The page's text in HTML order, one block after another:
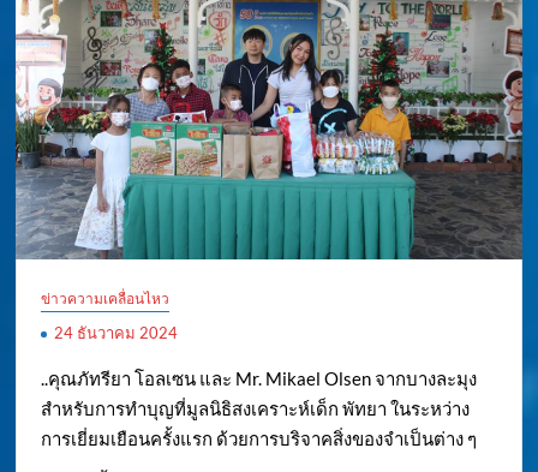
ข่าวความเคลื่อนไหว
24 ธันวาคม 2024
..คุณภัทรียา โอลเซน และ Mr. Mikael Olsen จากบางละมุง
สำหรับการทำบุญที่มูลนิธิสงเคราะห์เด็ก พัทยา ในระหว่าง
การเยี่ยมเยือนครั้งแรก ด้วยการบริจาคสิ่งของจำเป็นต่าง ๆ